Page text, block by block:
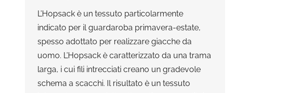
L’Hopsack è un tessuto particolarmente
indicato per il guardaroba primavera-estate,
spesso adottato per realizzare giacche da
uomo. L’Hopsack è caratterizzato da una trama
larga, i cui fili intrecciati creano un gradevole
schema a scacchi. Il risultato è un tessuto